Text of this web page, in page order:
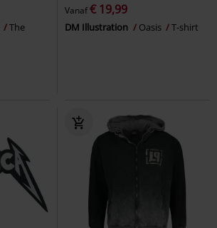
The
Vanaf€ 19,99
DM Illustration Oasis T-shirt